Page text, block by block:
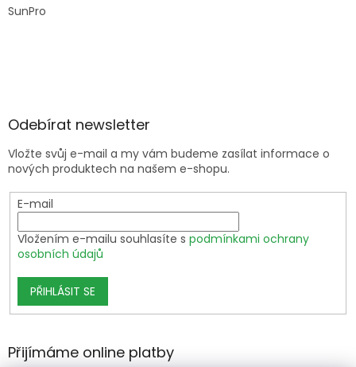
SunPro
Odebírat newsletter
Vložte svůj e-mail a my vám budeme zasílat informace o
nových produktech na našem e-shopu.
E-mail
Vložením e-mailu souhlasíte s podmínkami ochrany
osobních údajů
PŘIHLÁSIT SE
Přijímáme online platby